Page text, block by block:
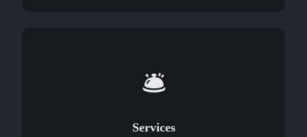
🛎️
Services